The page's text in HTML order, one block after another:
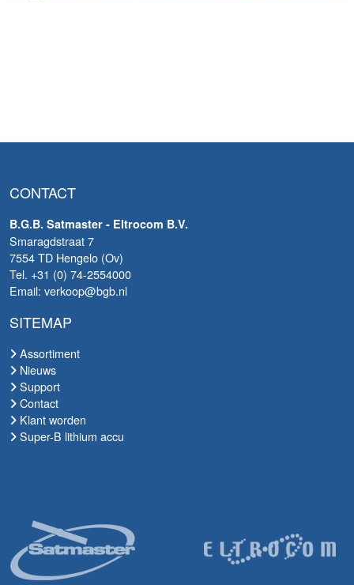
CONTACT
B.G.B. Satmaster - Eltrocom B.V.
Smaragdstraat 7
7554 TD Hengelo (Ov)
Tel. +31 (0) 74-2554000
Email: verkoop@bgb.nl
SITEMAP
Assortiment
Nieuws
Support
Contact
Klant worden
Super-B lithium accu